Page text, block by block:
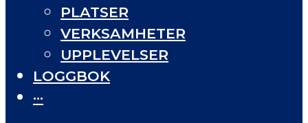
PLATSER
VERKSAMHETER
UPPLEVELSER
LOGGBOK
···